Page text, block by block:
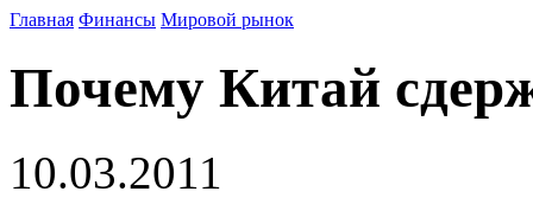
Главная Финансы Мировой рынок
Почему Китай
10.03.2011